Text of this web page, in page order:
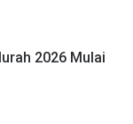
2026 Mulai